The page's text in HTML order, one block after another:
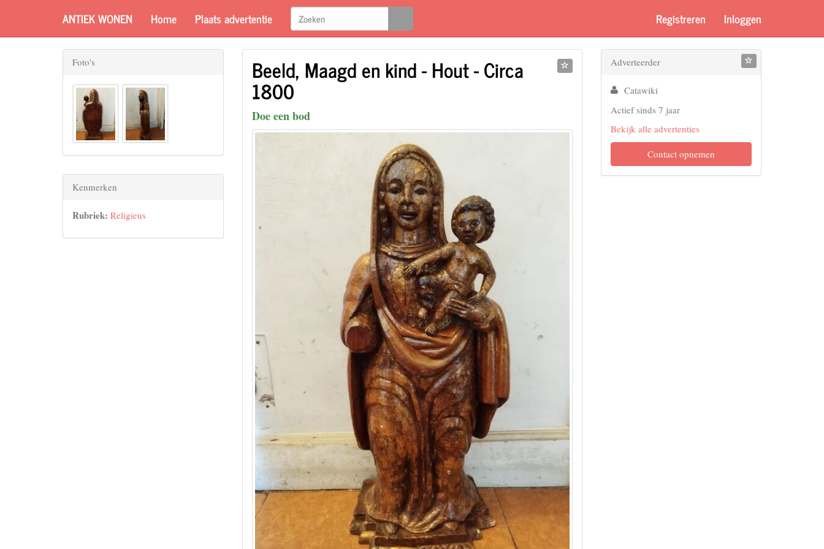
ANTIEK WONEN Home Plaats advertentie Registreren Inloggen
Beeld, Maagd en kind - Hout - Circa
1800
Doe een bod
Foto's
Kenmerken
Rubriek: Religieus
Adverteerder
Catawiki
Actief sinds 7 jaar
Bekijk alle advertenties
Contact opnemen